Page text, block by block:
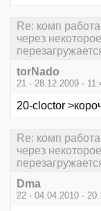
Re: комп
через
torNado
21 - 28.12.2009 -
20-cloctor
Re: комп
через
Dma
22 - 04.04.2010 -